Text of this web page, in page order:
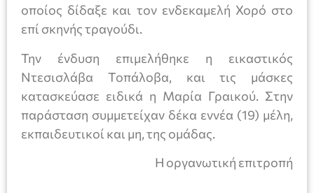
οποίος δίδαξε και τον ενδεκαμελή Χορό στο
επί σκηνής τραγούδι.
Την ένδυση επιμελήθηκε η εικαστικός
Ντεσισλάβα Τοπάλοβα, και τις μάσκες
κατασκεύασε ειδικά η Μαρία Γραικού. Στην
παράσταση συμμετείχαν δέκα εννέα (19) μέλη,
εκπαιδευτικοί και μη, της ομάδας.
Η οργανωτική επιτροπή